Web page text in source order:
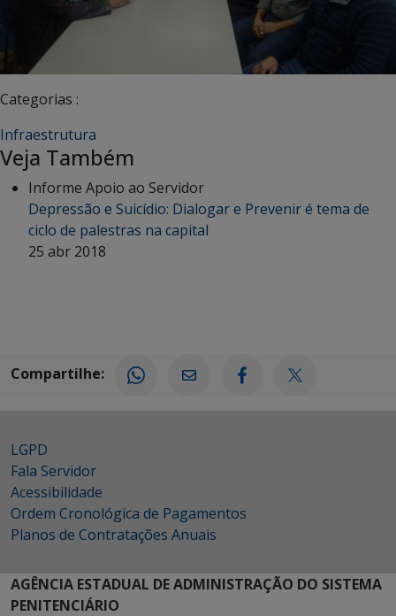
Categorias :
Infraestrutura
Veja Também
Informe Apoio ao Servidor
Depressão e Suicídio: Dialogar e Prevenir é tema de
ciclo de palestras na capital
25 abr 2018
Compartilhe:
LGPD
Fala Servidor
Acessibilidade
Ordem Cronológica de Pagamentos
Planos de Contratações Anuais
AGÊNCIA ESTADUAL DE ADMINISTRAÇÃO DO SISTEMA
PENITENCIÁRIO